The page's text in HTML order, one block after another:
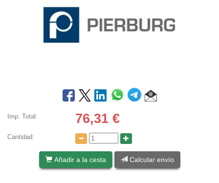
Imp. Total: 76,31 €
Cantidad:
Añadir a la cesta Calcular envío